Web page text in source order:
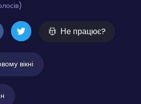
Не працює?
вікні